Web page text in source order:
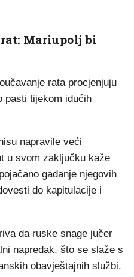
Mariupolj bi
rata procjenjuju
pasti tijekom idućih
napravile veći
u svom zaključku kaže
gađanje njegovih
do kapitulacije i
da ruske snage jučer
napredak, što se slaže s
obavještajnih službi.